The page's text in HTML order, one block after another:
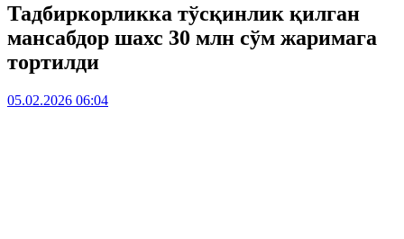
Тадбиркорликка тўсқинлик қилган
мансабдор шахс 30 млн сўм жаримага
тортилди
05.02.2026 06:04